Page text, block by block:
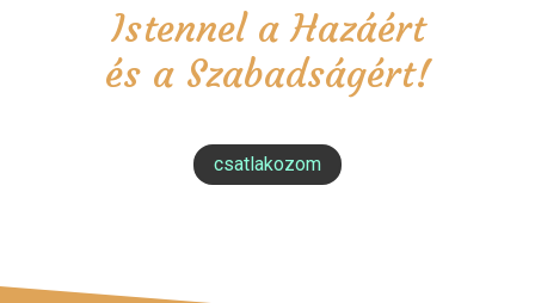
Istennel a Hazáért
és a Szabadságért!
csatlakozom